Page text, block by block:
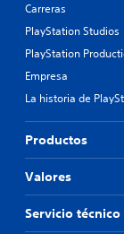
Carreras
PlayStation Studios
PlayStation
Empresa
La historia de
Productos
Valores
Servicio técnico